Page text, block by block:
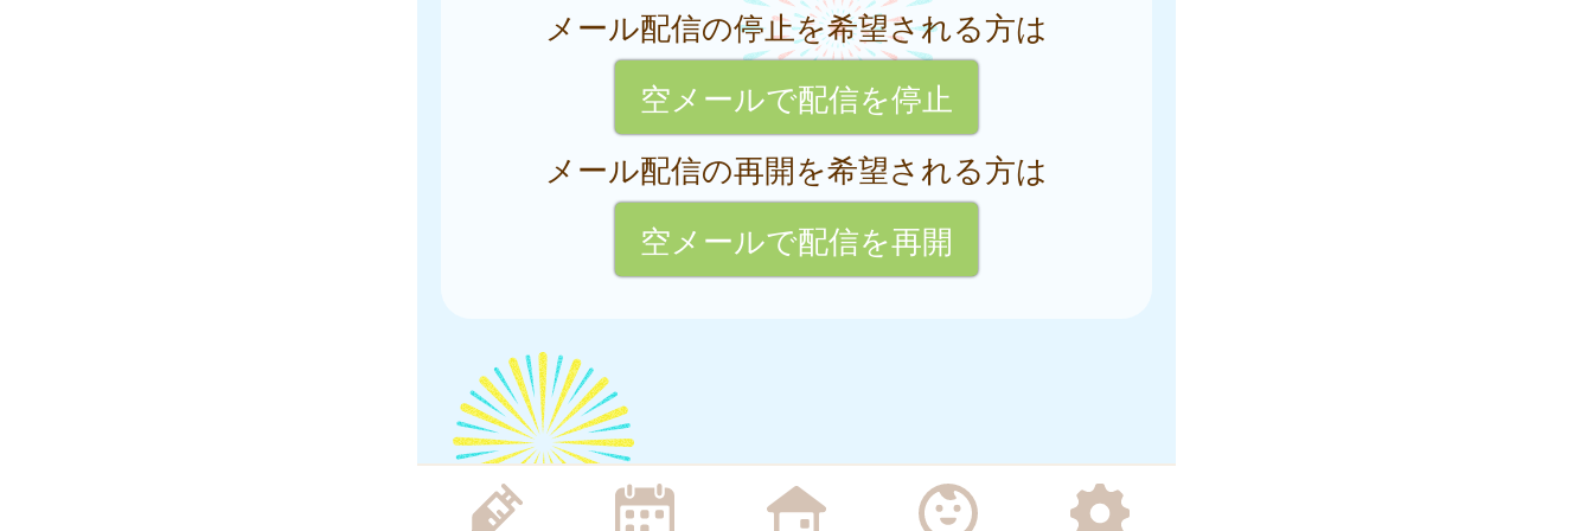
メール配信の停止を希望される方は
空メールで配信を停止
メール配信の再開を希望される方は
空メールで配信を再開